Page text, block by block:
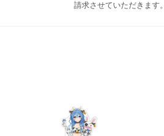
請求させていただきます。